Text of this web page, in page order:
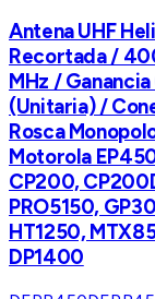
Antena UHF
Recortada /
MHz /
(Unitaria) /
Rosca
Motorola
CP200,
PRO5150,
HT1250,
DP1400